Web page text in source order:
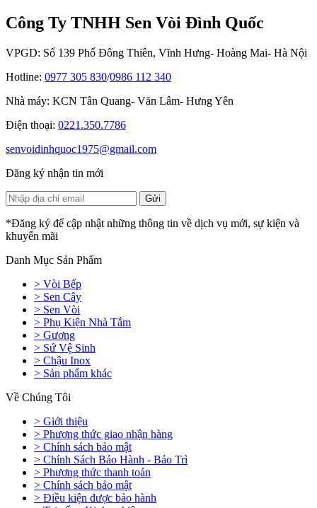
Công Ty TNHH Sen Vòi Đình Quốc
VPGD: Số 139 Phố Đông Thiên, Vĩnh Hưng- Hoàng Mai- Hà Nội
Hotline: 0977 305 830/0986 112 340
Nhà máy: KCN Tân Quang- Văn Lâm- Hưng Yên
Điện thoại: 0221.350.7786
senvoidinhquoc1975@gmail.com
Đăng ký nhận tin mới
*Đăng ký để cập nhật những thông tin về dịch vụ mới, sự kiện và
khuyến mãi
Danh Mục Sản Phẩm
> Vòi Bếp
> Sen Cây
> Sen Vòi
> Phụ Kiện Nhà Tắm
> Gương
> Sứ Vệ Sinh
> Chậu Inox
> Sản phẩm khác
Về Chúng Tôi
> Giới thiệu
> Phương thức giao nhận hàng
> Chính sách bảo mật
> Chính Sách Bảo Hành - Bảo Trì
> Phương thức thanh toán
> Chính sách bảo mật
> Điều kiện được bảo hành